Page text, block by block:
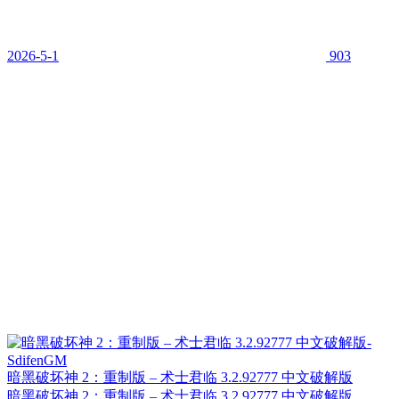
2026-5-1 903
暗黑破坏神 2：重制版 – 术士君临 3.2.92777 中文破解版
暗黑破坏神 2：重制版 – 术士君临 3.2.92777 中文破解版